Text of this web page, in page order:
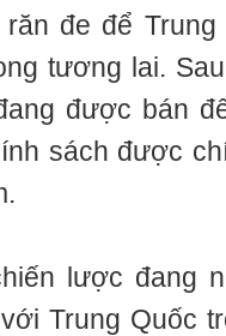
đe để
tương lai.
được bán
sách được
lược đang
Trung Quốc